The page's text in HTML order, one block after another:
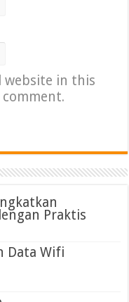
website in this
Praktis
Data Wifi